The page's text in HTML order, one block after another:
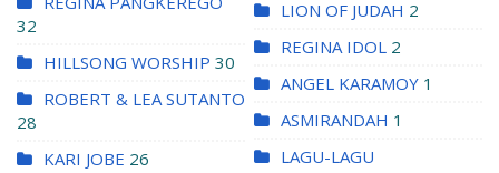
32
HILLSONG WORSHIP 30
ROBERT & LEA SUTANTO
28
KARI JOBE 26
LION OF JUDAH 2
REGINA IDOL 2
ANGEL KARAMOY 1
ASMIRANDAH 1
LAGU-LAGU